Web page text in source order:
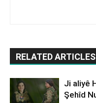
RELATED ARTICLES
Ji aliyê
Şehîd